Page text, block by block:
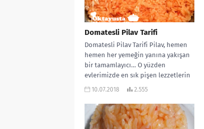
Domatesli Pilav Tarifi
Domatesli Pilav Tarifi Pilav, hemen
hemen her yemeğin yanına yakışan
bir tamamlayıcı… O yüzden
evlerimizde en sık pişen lezzetlerin
başında...
10.07.2018 2.555